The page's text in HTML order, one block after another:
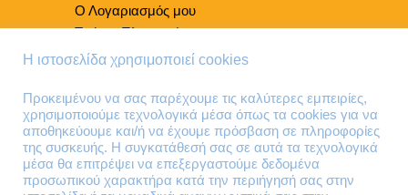
Ο Λογαριασμός μου
Τρόποι Πληρωμής
Τρόποι Παράδοσης
Τηλέφωνα Επικοινωνίας
210 41 13 636
210 41 13 280
Η ιστοσελίδα χρησιμοποιεί cookies
Προκειμένου να σας παρέχουμε τις καλύτερες εμπειρίες,
χρησιμοποιούμε τεχνολογικά μέσα όπως τα cookies για να
αποθηκεύουμε και/ή να έχουμε πρόσβαση σε πληροφορίες
της συσκευής. Η συγκατάθεσή σας σε αυτά τα τεχνολογικά
μέσα θα επιτρέψει να επεξεργαστούμε δεδομένα
προσωπικού χαρακτήρα κατά την περιήγησή σας στην